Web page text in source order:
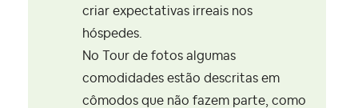
criar expectativas irreais nos
hóspedes.
No Tour de fotos algumas
comodidades estão descritas em
cômodos que não fazem parte, como